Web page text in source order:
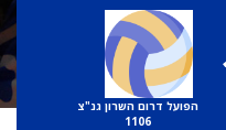
הפועל דרום השרון גנ"צ
1106